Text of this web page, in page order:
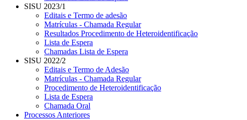
SISU 2023/1
Editais e Termo de adesão
Matrículas - Chamada Regular
Resultados Procedimento de Heteroidentificação
Lista de Espera
Chamadas Lista de Espera
SISU 2022/2
Editais e Termo de Adesão
Matrículas - Chamada Regular
Procedimento de Heteroidentificação
Lista de Espera
Chamada Oral
Processos Anteriores